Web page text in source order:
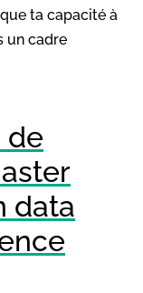
ta capacité à
un cadre
de
data